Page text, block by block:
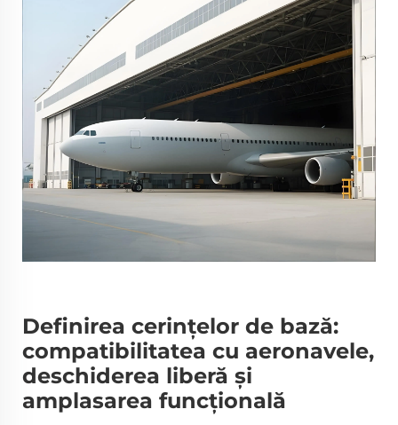
Definirea cerințelor de bază:
compatibilitatea cu aeronavele,
deschiderea liberă și
amplasarea funcțională